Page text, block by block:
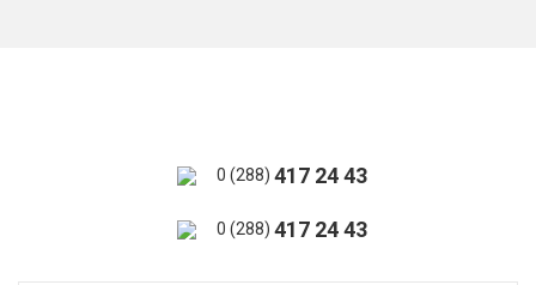
0 (288) 417 24 43
0 (288) 417 24 43